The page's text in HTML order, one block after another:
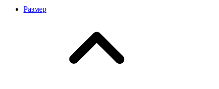
Размер